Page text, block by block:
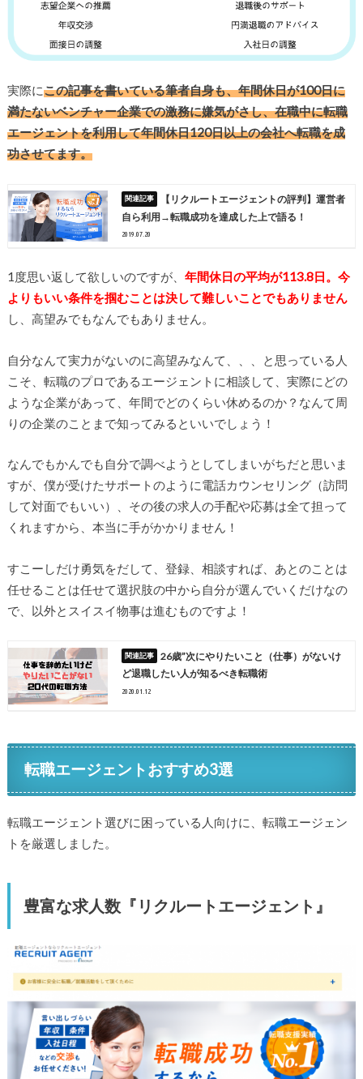
実際にこの記事を書いている筆者自身も、年間休日が100日に
満たないベンチャー企業での激務に嫌気がさし、在職中に転職
エージェントを利用して年間休日120日以上の会社へ転職を成
功させてます。
【リクルートエージェントの評判】運営者
自ら利用→転職成功を達成した上で語る！
2019.07.20
1度思い返して欲しいのですが、 年間休日の平均が113.8日。今
よりもいい条件を掴むことは決して難しいことでもありません
し、高望みでもなんでもありません。
自分なんて実力がないのに高望みなんて、、、と思っている人
こそ、転職のプロであるエージェントに相談して、実際にどの
ような企業があって、年間でどのくらい休めるのか？なんて周
りの企業のことまで知ってみるといいでしょう！
なんでもかんでも自分で調べようとしてしまいがちだと思いま
すが、僕が受けたサポートのように電話カウンセリング（訪問
して対面でもいい）、その後の求人の手配や応募は全て担って
くれますから、本当に手がかかりません！
すこーしだけ勇気をだして、登録、相談すれば、あとのことは
任せることは任せて選択肢の中から自分が選んでいくだけなの
で、以外とスイスイ物事は進むものですよ！
26歳”次にやりたいこと（仕事）がないけ
ど退職したい人が知るべき転職術
2020.01.12
転職エージェントおすすめ3選
転職エージェント選びに困っている人向けに、転職エージェン
トを厳選しました。
豊富な求人数『リクルートエージェント』